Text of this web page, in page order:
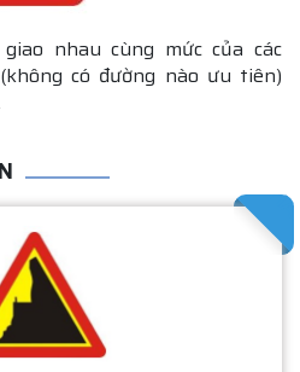
nhau cùng mức của các
có đường nào ưu tiên)